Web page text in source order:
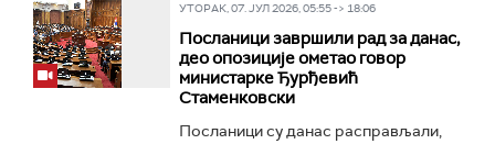
УТОРАК, 07. ЈУЛ 2026, 05:55 -> 18:06
Посланици завршили рад за данас,
део опозиције ометао говор
министарке Ђурђевић
Стаменковски
Посланици су данас расправљали,